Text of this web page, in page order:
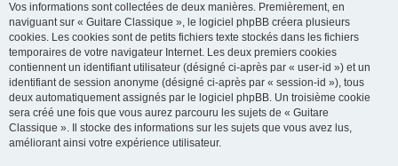
Vos informations sont collectées de deux manières. Premièrement, en
naviguant sur « Guitare Classique », le logiciel phpBB créera plusieurs
cookies. Les cookies sont de petits fichiers texte stockés dans les fichiers
temporaires de votre navigateur Internet. Les deux premiers cookies
contiennent un identifiant utilisateur (désigné ci-après par « user-id ») et un
identifiant de session anonyme (désigné ci-après par « session-id »), tous
deux automatiquement assignés par le logiciel phpBB. Un troisième cookie
sera créé une fois que vous aurez parcouru les sujets de « Guitare
Classique ». Il stocke des informations sur les sujets que vous avez lus,
améliorant ainsi votre expérience utilisateur.